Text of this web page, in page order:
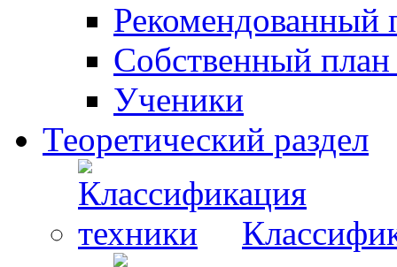
Рекомендованный
Собственный
Ученики
Теоретический раздел